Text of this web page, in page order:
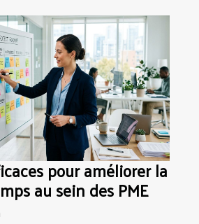
pour améliorer la
au sein des PME